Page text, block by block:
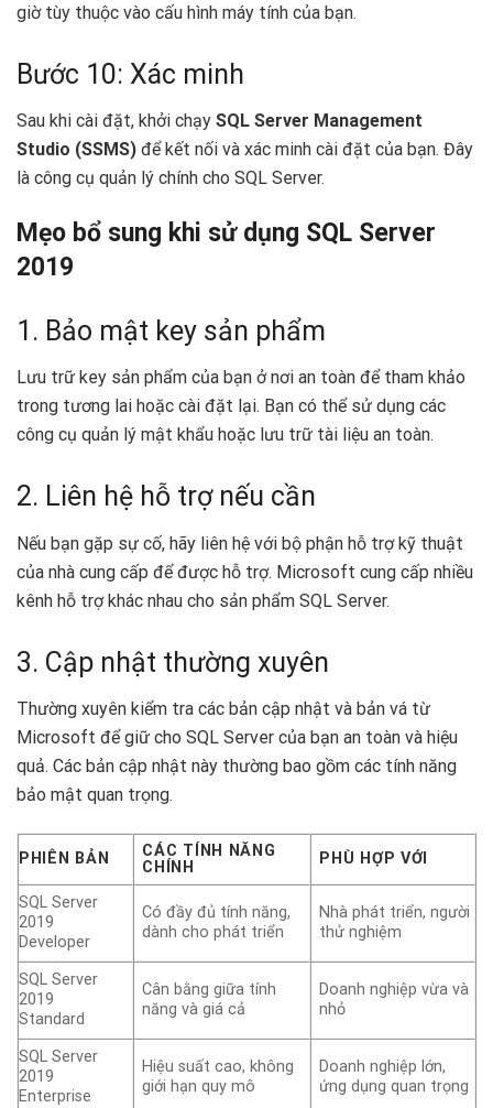
giờ tùy thuộc vào cấu hình máy tính của bạn.
Bước 10: Xác minh
Sau khi cài đặt, khởi chạy SQL Server Management
Studio (SSMS) để kết nối và xác minh cài đặt của bạn. Đây
là công cụ quản lý chính cho SQL Server.
Mẹo bổ sung khi sử dụng SQL Server
2019
1. Bảo mật key sản phẩm
Lưu trữ key sản phẩm của bạn ở nơi an toàn để tham khảo
trong tương lai hoặc cài đặt lại. Bạn có thể sử dụng các
công cụ quản lý mật khẩu hoặc lưu trữ tài liệu an toàn.
2. Liên hệ hỗ trợ nếu cần
Nếu bạn gặp sự cố, hãy liên hệ với bộ phận hỗ trợ kỹ thuật
của nhà cung cấp để được hỗ trợ. Microsoft cung cấp nhiều
kênh hỗ trợ khác nhau cho sản phẩm SQL Server.
3. Cập nhật thường xuyên
Thường xuyên kiểm tra các bản cập nhật và bản vá từ
Microsoft để giữ cho SQL Server của bạn an toàn và hiệu
quả. Các bản cập nhật này thường bao gồm các tính năng
bảo mật quan trọng.
PHIÊN BẢN
CÁC TÍNH NĂNG
CHÍNH
PHÙ HỢP VỚI
SQL Server
2019
Developer
Có đầy đủ tính năng,
dành cho phát triển
Nhà phát triển, người
thử nghiệm
SQL Server
2019
Standard
Cân bằng giữa tính
năng và giá cả
Doanh nghiệp vừa và
nhỏ
SQL Server
2019
Enterprise
Hiệu suất cao, không
giới hạn quy mô
Doanh nghiệp lớn,
ứng dụng quan trọng